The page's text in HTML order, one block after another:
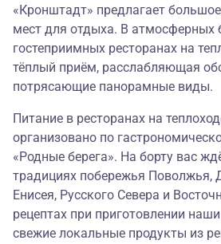
«Кронштадт» предлагает
мест для отдыха. В атмосферных
гостеприимных ресторанах на
тёплый приём, расслабляющая
потрясающие панорамные виды.
Питание в ресторанах на
организовано по
«Родные берега». На борту вас
традициях побережья Поволжья,
Енисея, Русского Севера и
рецептах при приготовлении
свежие локальные продукты из